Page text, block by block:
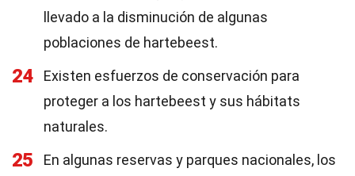
llevado a la disminución de algunas
poblaciones de hartebeest.
24
Existen esfuerzos de conservación para
proteger a los hartebeest y sus hábitats
naturales.
25
En algunas reservas y parques nacionales, los